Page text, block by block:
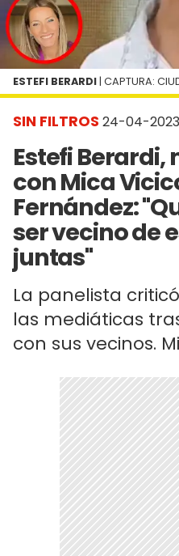
SIN FILTROS 24-04-2023
Estefi
con Mica
Fernández:
ser vecino de
juntas"
La panelista
las mediáticas
con sus vecinos.
ESTEFI BERARDI | CAPTURA: